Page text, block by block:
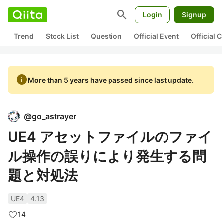
search Login Signup
Trend Stock List Question Official Event Official
infoMore than 5 years have passed since last update.
@go_astrayer
UE4 アセットファイルのファイ
ル操作の誤りにより発生する問
題と対処法
UE4
4.13
14